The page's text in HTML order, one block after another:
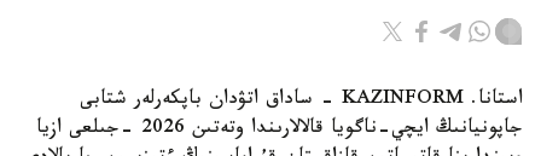
استانا. KAZINFORM - ساداق اتۋدان باپكەرلەر شتابى
جاپونيانىڭ ايچي-ناگويا قالالارىندا وتەتىن 2026 -جىلعى ازيا